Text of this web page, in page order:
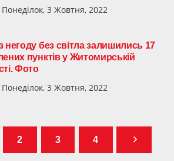
Понеділок, 3 Жовтня, 2022
негоду без світла залишились 17
пунктів у Житомирській
Фото
Понеділок, 3 Жовтня, 2022
2 3 4